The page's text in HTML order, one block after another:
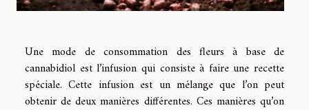
Une mode de consommation des fleurs à base de
cannabidiol est l’infusion qui consiste à faire une recette
spéciale. Cette infusion est un mélange que l’on peut
obtenir de deux manières différentes. Ces manières qu’on